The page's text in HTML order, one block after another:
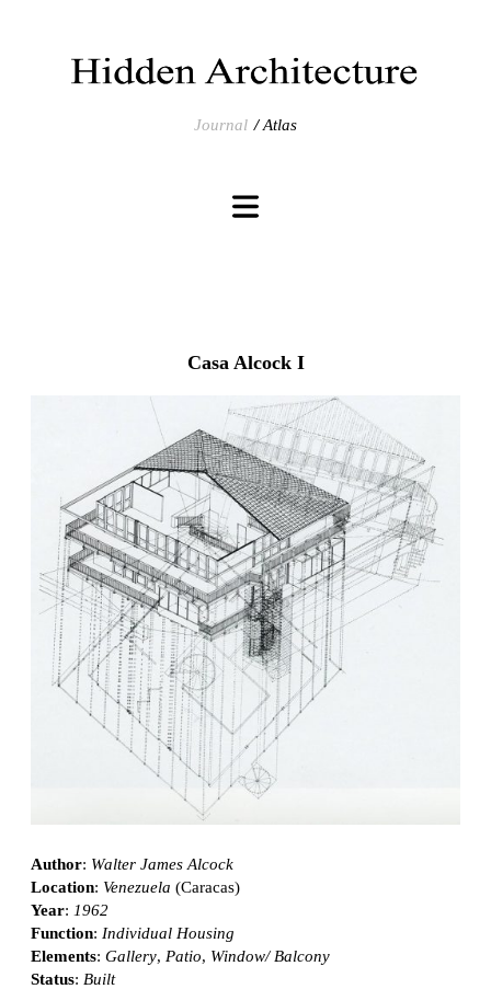
Journal Atlas
Casa Alcock I
Author: Walter James Alcock
Location: Venezuela (Caracas)
Year: 1962
Function: Individual Housing
Elements: Gallery, Patio, Window/ Balcony
Status: Built